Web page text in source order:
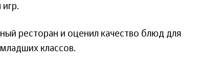
ресторан и оценил качество блюд для
классов.